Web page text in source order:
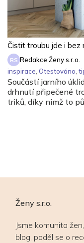
Čistit troubu jde i bez
RS Redakce Ženy s.r.o.
inspirace, Otestováno,
Součástí jarního
drhnutí připečené
triků, díky nimž to
Ženy s.r.o.
Jsme komunita
blog, poděl se o